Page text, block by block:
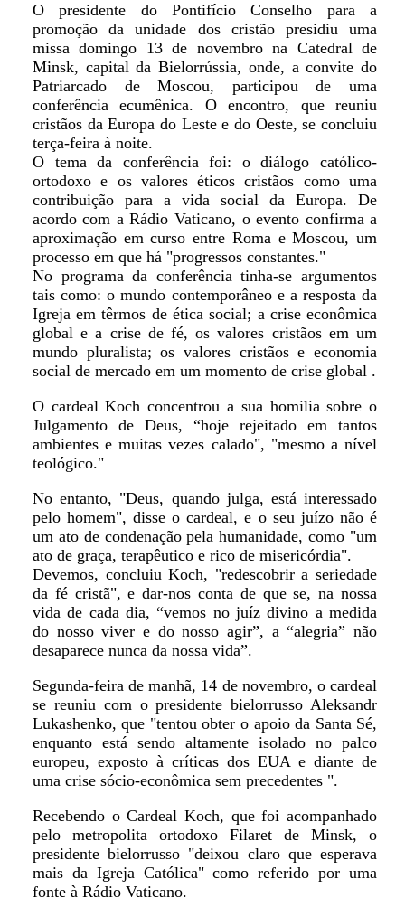
O presidente do Pontifício Conselho para a
promoção da unidade dos cristão presidiu uma
missa domingo 13 de novembro na Catedral de
Minsk, capital da Bielorrússia, onde, a convite do
Patriarcado de Moscou, participou de uma
conferência ecumênica. O encontro, que reuniu
cristãos da Europa do Leste e do Oeste, se concluiu
terça-feira à noite.
O tema da conferência foi: o diálogo católico-
ortodoxo e os valores éticos cristãos como uma
contribuição para a vida social da Europa. De
acordo com a Rádio Vaticano, o evento confirma a
aproximação em curso entre Roma e Moscou, um
processo em que há "progressos constantes."
No programa da conferência tinha-se argumentos
tais como: o mundo contemporâneo e a resposta da
Igreja em têrmos de ética social; a crise econômica
global e a crise de fé, os valores cristãos em um
mundo pluralista; os valores cristãos e economia
social de mercado em um momento de crise global .
O cardeal Koch concentrou a sua homilia sobre o
Julgamento de Deus, “hoje rejeitado em tantos
ambientes e muitas vezes calado", "mesmo a nível
teológico."
No entanto, "Deus, quando julga, está interessado
pelo homem", disse o cardeal, e o seu juízo não é
um ato de condenação pela humanidade, como "um
ato de graça, terapêutico e rico de misericórdia".
Devemos, concluiu Koch, "redescobrir a seriedade
da fé cristã", e dar-nos conta de que se, na nossa
vida de cada dia, “vemos no juíz divino a medida
do nosso viver e do nosso agir”, a “alegria” não
desaparece nunca da nossa vida”.
Segunda-feira de manhã, 14 de novembro, o cardeal
se reuniu com o presidente bielorrusso Aleksandr
Lukashenko, que "tentou obter o apoio da Santa Sé,
enquanto está sendo altamente isolado no palco
europeu, exposto à críticas dos EUA e diante de
uma crise sócio-econômica sem precedentes ".
Recebendo o Cardeal Koch, que foi acompanhado
pelo metropolita ortodoxo Filaret de Minsk, o
presidente bielorrusso "deixou claro que esperava
mais da Igreja Católica" como referido por uma
fonte à Rádio Vaticano.